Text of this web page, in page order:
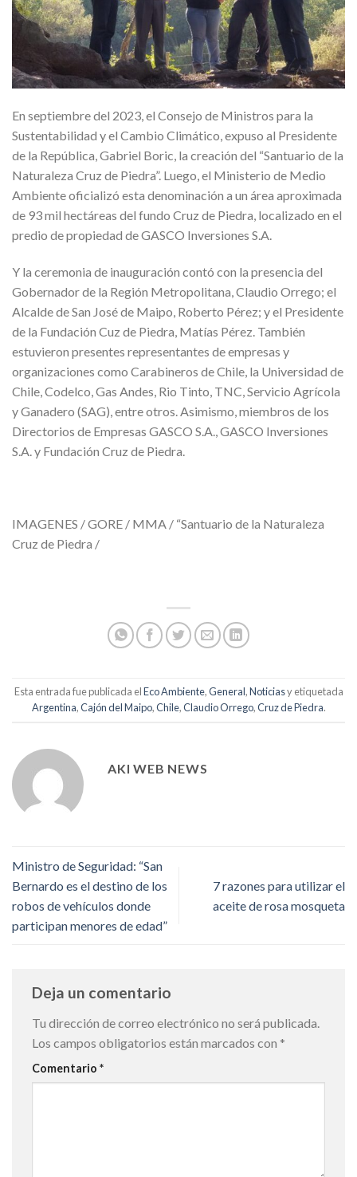
En septiembre del 2023, el Consejo de Ministros para la
Sustentabilidad y el Cambio Climático, expuso al Presidente
de la República, Gabriel Boric, la creación del “Santuario de la
Naturaleza Cruz de Piedra”. Luego, el Ministerio de Medio
Ambiente oficializó esta denominación a un área aproximada
de 93 mil hectáreas del fundo Cruz de Piedra, localizado en el
predio de propiedad de GASCO Inversiones S.A.
Y la ceremonia de inauguración contó con la presencia del
Gobernador de la Región Metropolitana, Claudio Orrego; el
Alcalde de San José de Maipo, Roberto Pérez; y el Presidente
de la Fundación Cuz de Piedra, Matías Pérez. También
estuvieron presentes representantes de empresas y
organizaciones como Carabineros de Chile, la Universidad de
Chile, Codelco, Gas Andes, Rio Tinto, TNC, Servicio Agrícola
y Ganadero (SAG), entre otros. Asimismo, miembros de los
Directorios de Empresas GASCO S.A., GASCO Inversiones
S.A. y Fundación Cruz de Piedra.
IMAGENES / GORE / MMA / “Santuario de la Naturaleza
Cruz de Piedra /
Esta entrada fue publicada elEco Ambiente,General,Noticiasy etiquetada
Argentina,Cajón del Maipo,Chile,Claudio Orrego,Cruz de Piedra.
AKI WEB NEWS
Ministro de Seguridad: “San
Bernardo es el destino de los
robos de vehículos donde
participan menores de edad”
7 razones para utilizar el
aceite de rosa mosqueta
Deja un comentario
Tu dirección de correo electrónico no será publicada.
Los campos obligatorios están marcados con *
Comentario *